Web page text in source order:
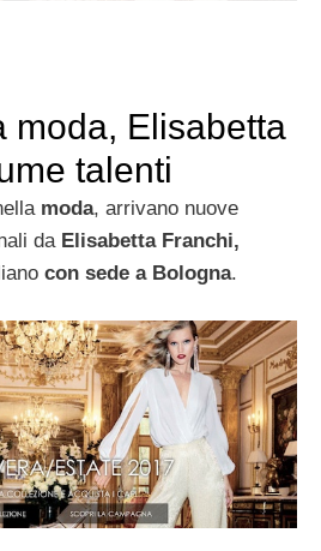
moda, Elisabetta
talenti
moda, arrivano nuove
daElisabetta Franchi,
con sede a Bologna.